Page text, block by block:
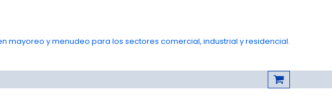
mayoreo y menudeo para los sectores comercial, industrial y residencial.